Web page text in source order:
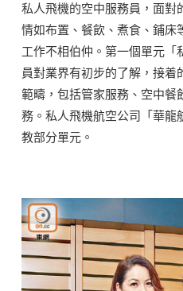
私人飛機的空中服務員，面對
情如布置、餐飲、煮食、鋪床
工作不相伯仲。第一個單元「
員對業界有初步的了解，接
範疇，包括管家服務、空中餐
務。私人飛機航空公司「華龍
教部分單元。